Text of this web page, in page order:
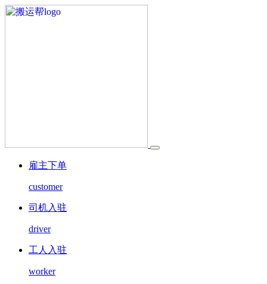
雇主下单
customer
司机入驻
driver
工人入驻
worker